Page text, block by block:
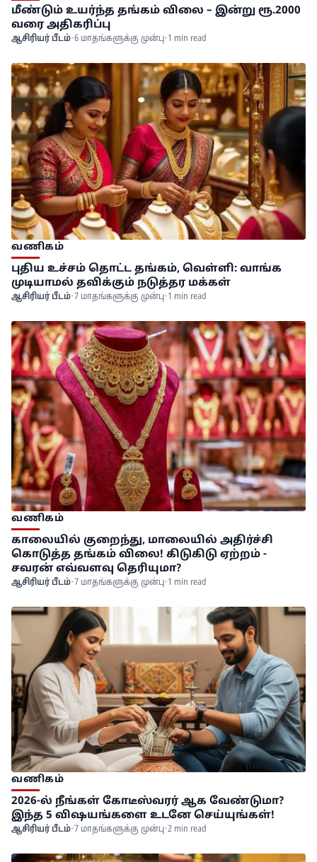
மீண்டும் உயர்ந்த தங்கம் விலை – இன்று ரூ.2000
வரை அதிகரிப்பு
ஆசிரியர் பீடம்•6 மாதங்களுக்கு முன்பு•1 min read
வணிகம்
புதிய உச்சம் தொட்ட தங்கம், வெள்ளி: வாங்க
முடியாமல் தவிக்கும் நடுத்தர மக்கள்
ஆசிரியர் பீடம்•7 மாதங்களுக்கு முன்பு•1 min read
வணிகம்
காலையில் குறைந்து, மாலையில் அதிர்ச்சி
கொடுத்த தங்கம் விலை! கிடுகிடு ஏற்றம் -
சவரன் எவ்வளவு தெரியுமா?
ஆசிரியர் பீடம்•7 மாதங்களுக்கு முன்பு•1 min read
வணிகம்
2026-ல் நீங்கள் கோடீஸ்வரர் ஆக வேண்டுமா?
இந்த 5 விஷயங்களை உடனே செய்யுங்கள்!
ஆசிரியர் பீடம்•7 மாதங்களுக்கு முன்பு•2 min read